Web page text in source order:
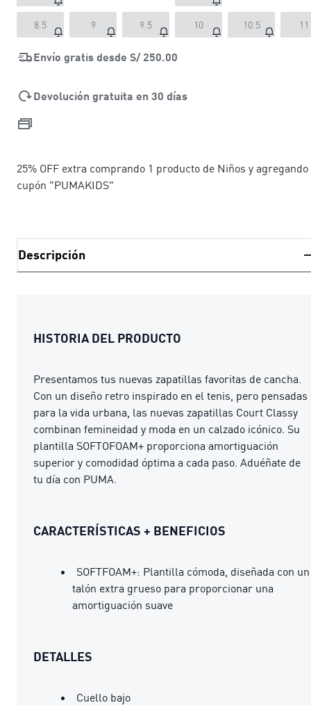
8.5 9 9.5 10 10.5 11
Envío gratis desde S/ 250.00
Devolución gratuita en 30 días
25% OFF extra comprando 1 producto de Niños y
cupón "PUMAKIDS"
Descripción
HISTORIA DEL PRODUCTO
Presentamos tus nuevas zapatillas favoritas de cancha.
Con un diseño retro inspirado en el tenis, pero pensadas
para la vida urbana, las nuevas zapatillas Court Classy
combinan femineidad y moda en un calzado icónico. Su
plantilla SOFTOFOAM+ proporciona amortiguación
superior y comodidad óptima a cada paso. Aduéñate de
tu día con PUMA.
CARACTERÍSTICAS + BENEFICIOS
SOFTFOAM+: Plantilla cómoda, diseñada con un
talón extra grueso para proporcionar una
amortiguación suave
DETALLES
Cuello bajo